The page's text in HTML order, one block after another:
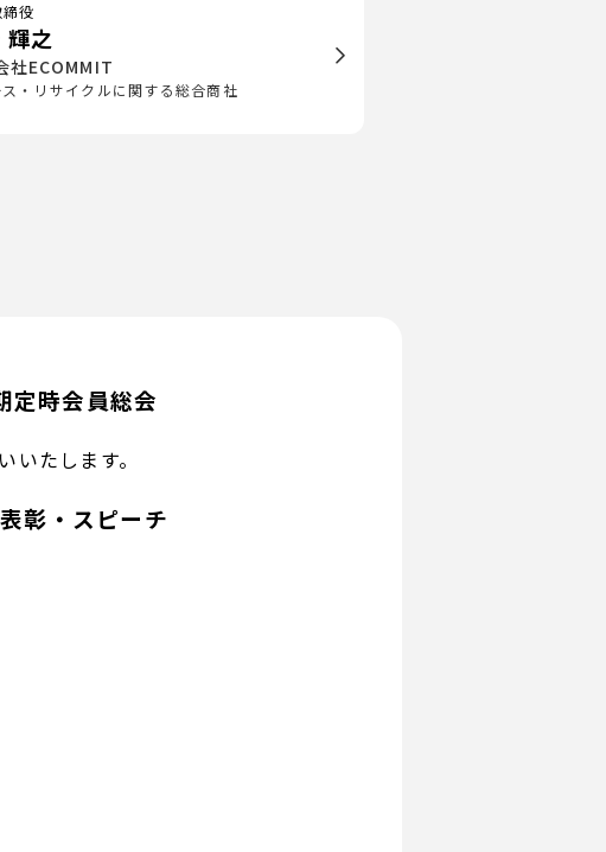
役
輝之
社ECOMMIT
ス・リサイクルに関する総合商社
定時会員総会
たします。
彰・スピーチ